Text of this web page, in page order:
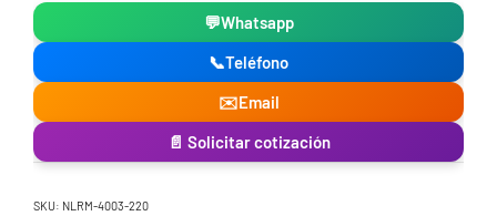
💬Whatsapp
📞Teléfono
✉️Email
📄 Solicitar cotización
SKU: NLRM-4003-220